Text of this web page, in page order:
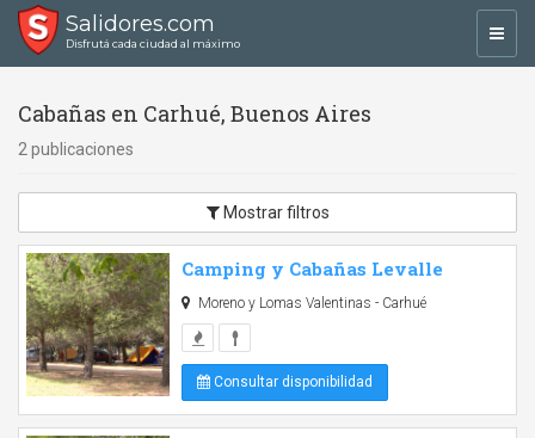
Salidores.com
Disfrutá cada ciudad al máximo
Cabañas en Carhué, Buenos Aires
2 publicaciones
Mostrar filtros
Camping y Cabañas Levalle
Moreno y Lomas Valentinas - Carhué
Consultar disponibilidad